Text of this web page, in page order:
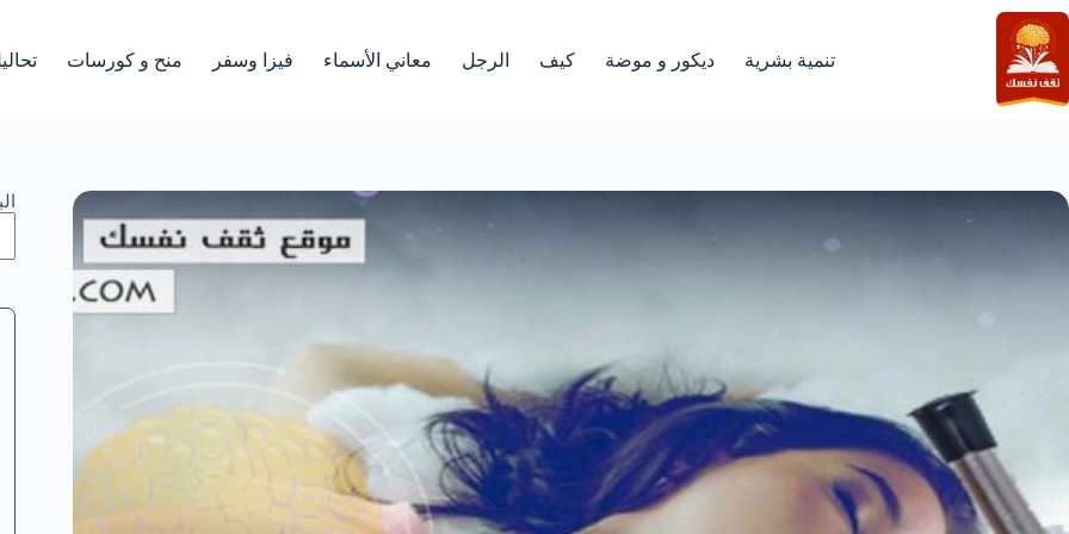
التجاوز
إلى
المحتوى
تنمية بشرية ديكور و موضة كيف الرجل معاني الأسماء فيزا وسفر منح و كورسات